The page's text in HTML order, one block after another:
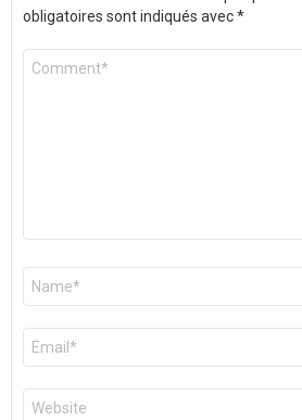
obligatoires sont indiqués avec*
Commentaire
Nom
E-
mail
*
Site
web